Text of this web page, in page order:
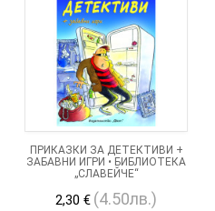
ПРИКАЗКИ ЗА ДЕТЕКТИВИ +
ЗАБАВНИ ИГРИ • БИБЛИОТЕКА
„СЛАВЕЙЧЕ“
2,30 € (4.50лв.)